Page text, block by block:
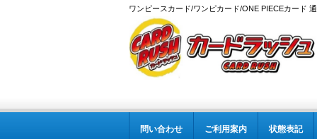
ワンピースカード/ワンピカード/ONE PIECEカード
問い合わせ ご利用案内 状態表記